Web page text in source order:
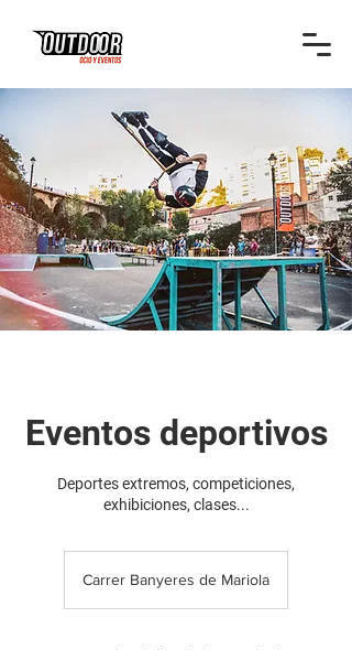
Eventos deportivos
Deportes extremos, competiciones,
exhibiciones, clases...
Carrer Banyeres de Mariola